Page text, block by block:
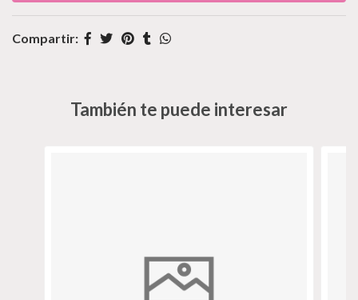
Compartir:
También te puede interesar